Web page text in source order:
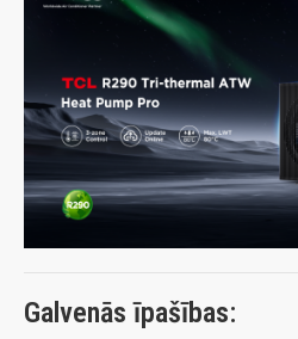
Galvenās īpašības: